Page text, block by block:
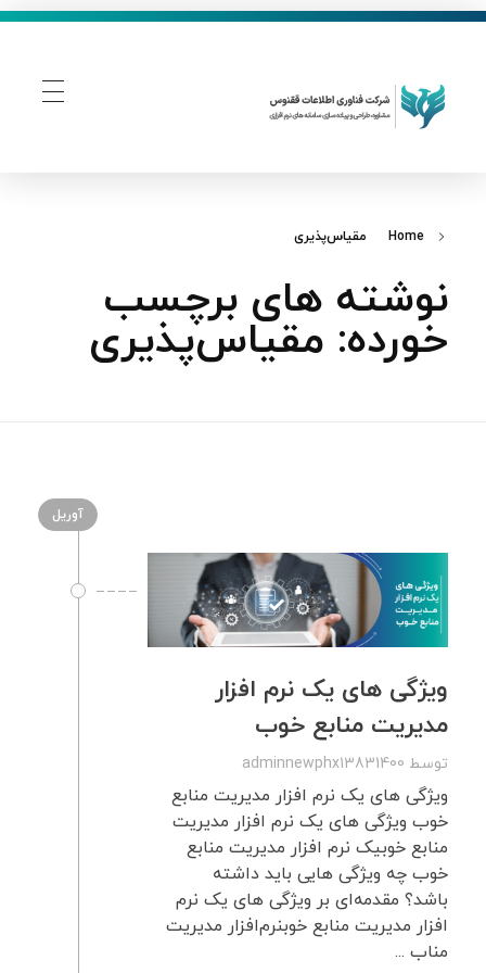
Home مقیاس‌پذیری
نوشته های برچسب
خورده: مقیاس‌پذیری
آوریل
ویژگی های یک نرم افزار
مدیریت منابع خوب
توسط adminnewphx13831400
ویژگی های یک نرم افزار مدیریت منابع
خوب ویژگی های یک نرم افزار مدیریت
منابع خوبیک نرم افزار مدیریت منابع
خوب چه ویژگی هایی باید داشته
باشد؟ مقدمه‌ای بر ویژگی های یک نرم
افزار مدیریت منابع خوبنرم‌افزار مدیریت
مناب ...